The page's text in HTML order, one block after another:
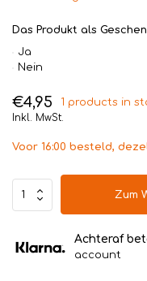
Das Produkt als
Ja
Nein
€4,95
1 products in
Inkl. MwSt.
Voor 16:00 besteld,
Zum
Achteraf
account